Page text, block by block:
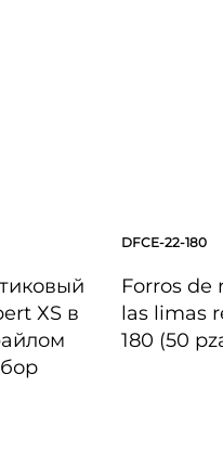
ХS в
DFCE-22-180
Forros de
las limas
180 (50